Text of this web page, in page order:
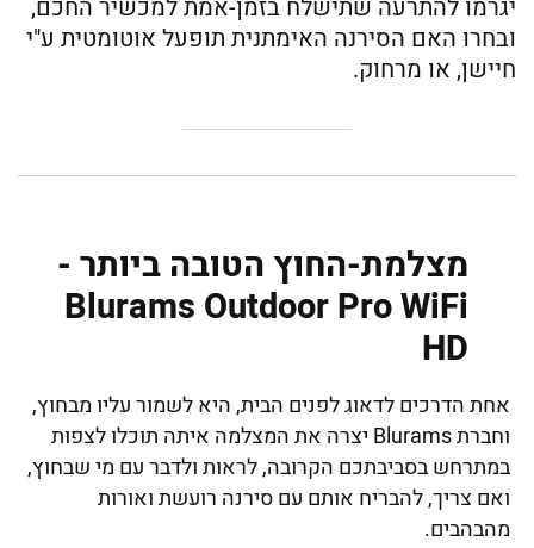
יגרמו להתרעה שתישלח בזמן-אמת למכשיר החכם,
ובחרו האם הסירנה האימתנית תופעל אוטומטית ע"י
חיישן, או מרחוק.
מצלמת-החוץ הטובה ביותר -
Blurams Outdoor Pro WiFi
HD
אחת הדרכים לדאוג לפנים הבית, היא לשמור עליו מבחוץ,
וחברת Blurams יצרה את המצלמה איתה תוכלו לצפות
במתרחש בסביבתכם הקרובה, לראות ולדבר עם מי שבחוץ,
ואם צריך, להבריח אותם עם סירנה רועשת ואורות
מהבהבים.